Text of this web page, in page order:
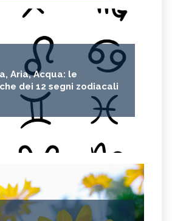
Aria, Acqua: le
dei 12 segni zodiacali